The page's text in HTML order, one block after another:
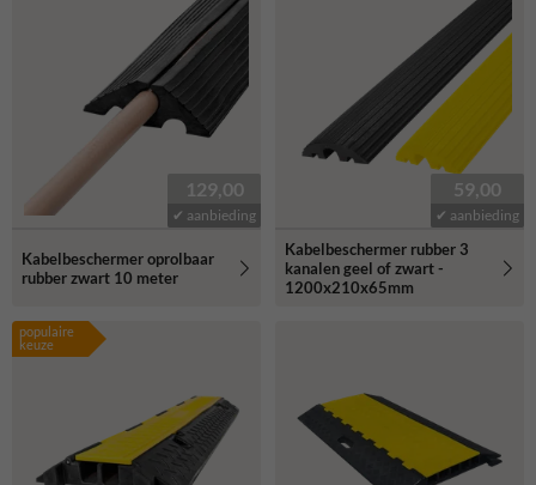
129,00
✔ aanbieding
Kabelbeschermer oprolbaar
rubber zwart 10 meter
59,00
✔ aanbieding
Kabelbeschermer rubber 3
kanalen geel of zwart -
1200x210x65mm
populaire
keuze